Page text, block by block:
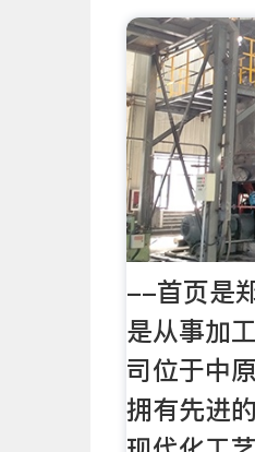
--首页是
是从事加
司位于中
拥有先进